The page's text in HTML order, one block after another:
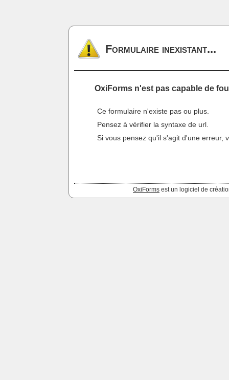
Formulaire inexistant...
OxiForms n'est pas capable de
Ce formulaire n'existe pas ou plus.
Pensez à vérifier la syntaxe de url
Si vous pensez qu'il s'agit d'une erreur,
OxiForms est un logiciel de